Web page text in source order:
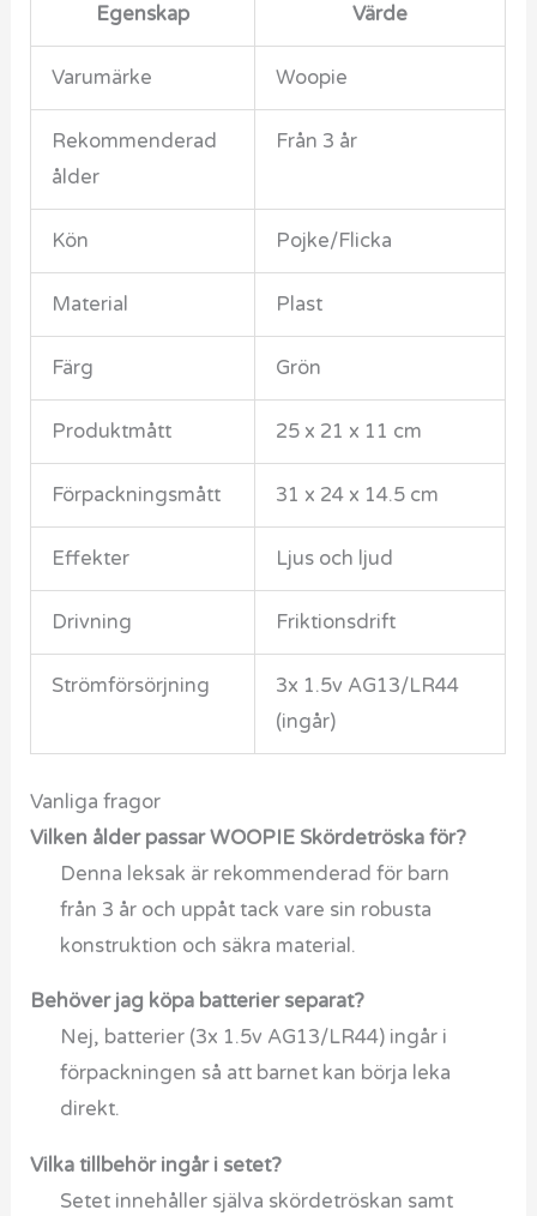
Egenskap Värde
Varumärke Woopie
Rekommenderad
ålder
Från 3 år
Kön Pojke/Flicka
Material Plast
Färg Grön
Produktmått 25 x 21 x 11 cm
Förpackningsmått 31 x 24 x 14.5 cm
Effekter Ljus och ljud
Drivning Friktionsdrift
Strömförsörjning
3x 1.5v AG13/LR44
(ingår)
Vanliga fragor
Vilken ålder passar WOOPIE Skördetröska för?
Denna leksak är rekommenderad för barn
från 3 år och uppåt tack vare sin robusta
konstruktion och säkra material.
Behöver jag köpa batterier separat?
Nej, batterier (3x 1.5v AG13/LR44) ingår i
förpackningen så att barnet kan börja leka
direkt.
Vilka tillbehör ingår i setet?
Setet innehåller själva skördetröskan samt